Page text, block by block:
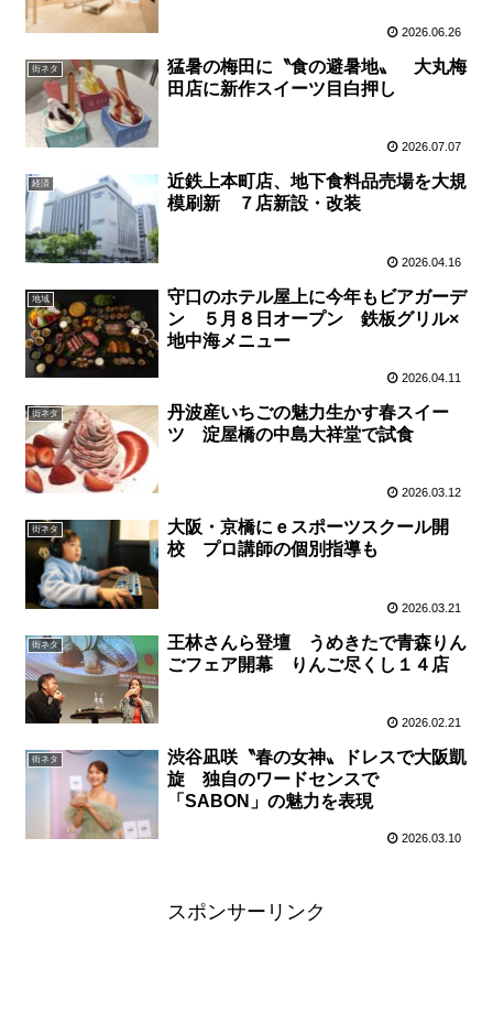
2026.06.26
街ネタ
猛暑の梅田に〝食の避暑地〟 大丸梅
田店に新作スイーツ目白押し
2026.07.07
経済
近鉄上本町店、地下食料品売場を大規
模刷新 ７店新設・改装
2026.04.16
地域
守口のホテル屋上に今年もビアガーデ
ン ５月８日オープン 鉄板グリル×
地中海メニュー
2026.04.11
街ネタ
丹波産いちごの魅力生かす春スイー
ツ 淀屋橋の中島大祥堂で試食
2026.03.12
街ネタ
大阪・京橋にｅスポーツスクール開
校 プロ講師の個別指導も
2026.03.21
街ネタ
王林さんら登壇 うめきたで青森りん
ごフェア開幕 りんご尽くし１４店
2026.02.21
街ネタ
渋谷凪咲〝春の女神〟ドレスで大阪凱
旋 独自のワードセンスで
「SABON」の魅力を表現
2026.03.10
スポンサーリンク